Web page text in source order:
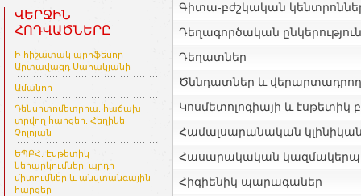
ՎԵՐՋԻՆ
ՀՈԴՎԱԾՆԵՐԸ
Ի հիշատակ պրոֆեսոր
Արտավազդ Սահակյանի
Ամանոր
Դենսիտոմետրիա. հաճախ
տրվող հարցեր. Հեղինե
Չոլոյան
ԵՊԲՀ. Էսթետիկ
ներարկումներ. արդի
միտումներ և անվտանգային
հարցեր
Գիտա-բժշկական
Դեղագործական
Դեղատներ
Ծննդատներ և
Կոսմետոլոգիայի և էսթետիկ
Համալսարանական
Հասարակական
Հիգիենիկ պարագաներ